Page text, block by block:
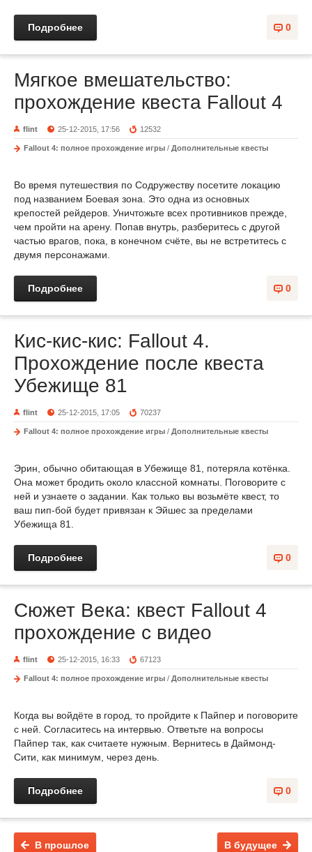
0
Подробнее
Мягкое вмешательство:
прохождение квеста Fallout 4
flint 25-12-2015, 17:56 12532
Fallout 4: полное прохождение игры / Дополнительные квесты
Во время путешествия по Содружеству посетите локацию
под названием Боевая зона. Это одна из основных
крепостей рейдеров. Уничтожьте всех противников прежде,
чем пройти на арену. Попав внутрь, разберитесь с другой
частью врагов, пока, в конечном счёте, вы не встретитесь с
двумя персонажами.
0
Подробнее
Кис-кис-кис: Fallout 4.
Прохождение после квеста
Убежище 81
flint 25-12-2015, 17:05 70237
Fallout 4: полное прохождение игры / Дополнительные квесты
Эрин, обычно обитающая в Убежище 81, потеряла котёнка.
Она может бродить около классной комнаты. Поговорите с
ней и узнаете о задании. Как только вы возьмёте квест, то
ваш пип-бой будет привязан к Эйшес за пределами
Убежища 81.
0
Подробнее
Сюжет Века: квест Fallout 4
прохождение с видео
flint 25-12-2015, 16:33 67123
Fallout 4: полное прохождение игры / Дополнительные квесты
Когда вы войдёте в город, то пройдите к Пайпер и поговорите
с ней. Согласитесь на интервью. Ответьте на вопросы
Пайпер так, как считаете нужным. Вернитесь в Даймонд-
Сити, как минимум, через день.
0
Подробнее
В будущее
В прошлое